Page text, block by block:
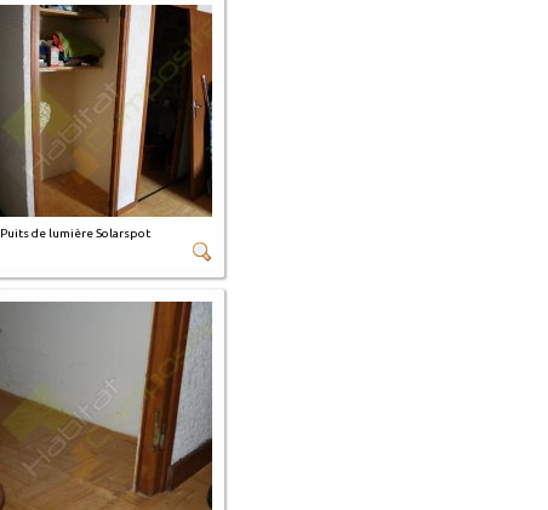
Puits de lumière Solarspot